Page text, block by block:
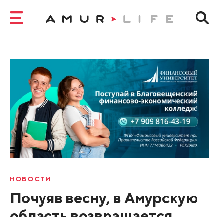
НОВОСТИ
Почуяв весну, в Амурскую